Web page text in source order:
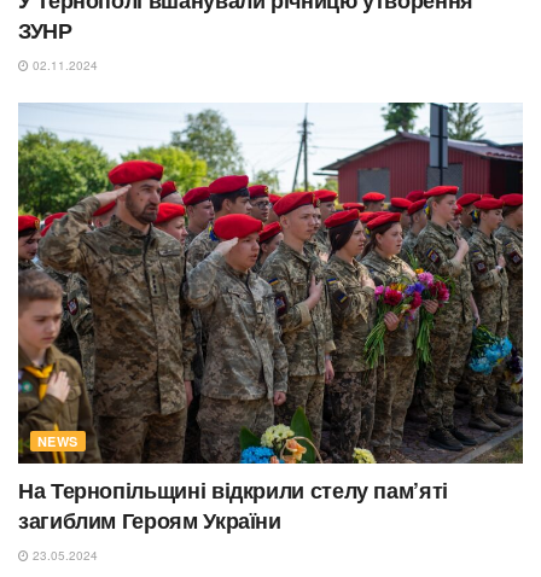
ЗУНР
02.11.2024
NEWS
На Тернопільщині відкрили стелу пам’яті
загиблим Героям України
23.05.2024